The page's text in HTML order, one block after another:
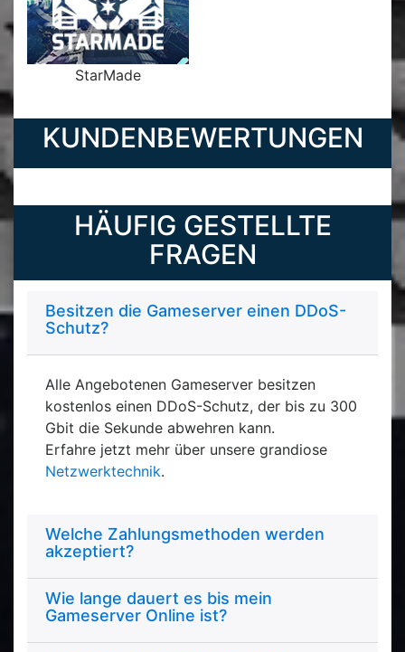
StarMade
KUNDENBEWERTUNGEN
HÄUFIG GESTELLTE
FRAGEN
Besitzen die Gameserver einen DDoS-
Schutz?
Alle Angebotenen Gameserver besitzen
kostenlos einen DDoS-Schutz, der bis zu 300
Gbit die Sekunde abwehren kann.
Erfahre jetzt mehr über unsere grandiose
Netzwerktechnik.
Welche Zahlungsmethoden werden
akzeptiert?
Wie lange dauert es bis mein
Gameserver Online ist?